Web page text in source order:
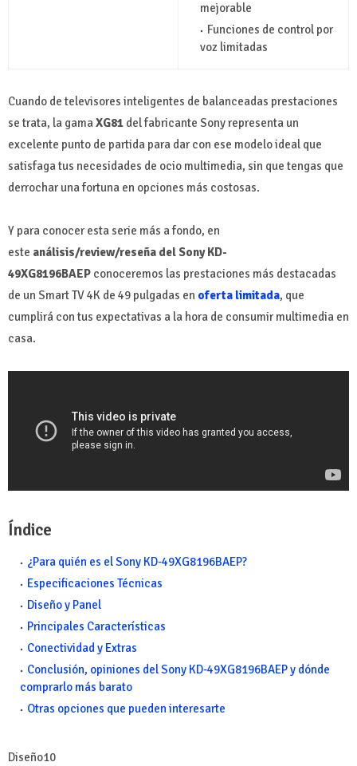
mejorable
Funciones de control por
voz limitadas
Cuando de televisores inteligentes de balanceadas prestaciones
se trata, la gamaXG81 del fabricante Sony representa un
excelente punto de partida para dar con ese modelo ideal que
satisfaga tus necesidades de ocio multimedia, sin que tengas que
derrochar una fortuna en opciones más costosas.
Y para conocer esta serie más a fondo, en
este análisis/review/reseña del Sony KD-
49XG8196BAEP conoceremos las prestaciones más destacadas
de un Smart TV 4K de 49 pulgadas en oferta limitada, que
cumplirá con tus expectativas a la hora de consumir multimedia en
casa.
Índice
¿Para quién es el Sony KD-49XG8196BAEP?
Especificaciones Técnicas
Diseño y Panel
Principales Características
Conectividad y Extras
Conclusión, opiniones del Sony KD-49XG8196BAEP y dónde
comprarlo más barato
Otras opciones que pueden interesarte
Diseño10